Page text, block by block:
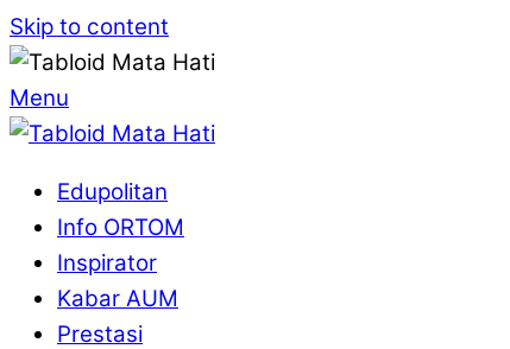
Skip to content
Menu
Edupolitan
Info ORTOM
Inspirator
Kabar AUM
Prestasi